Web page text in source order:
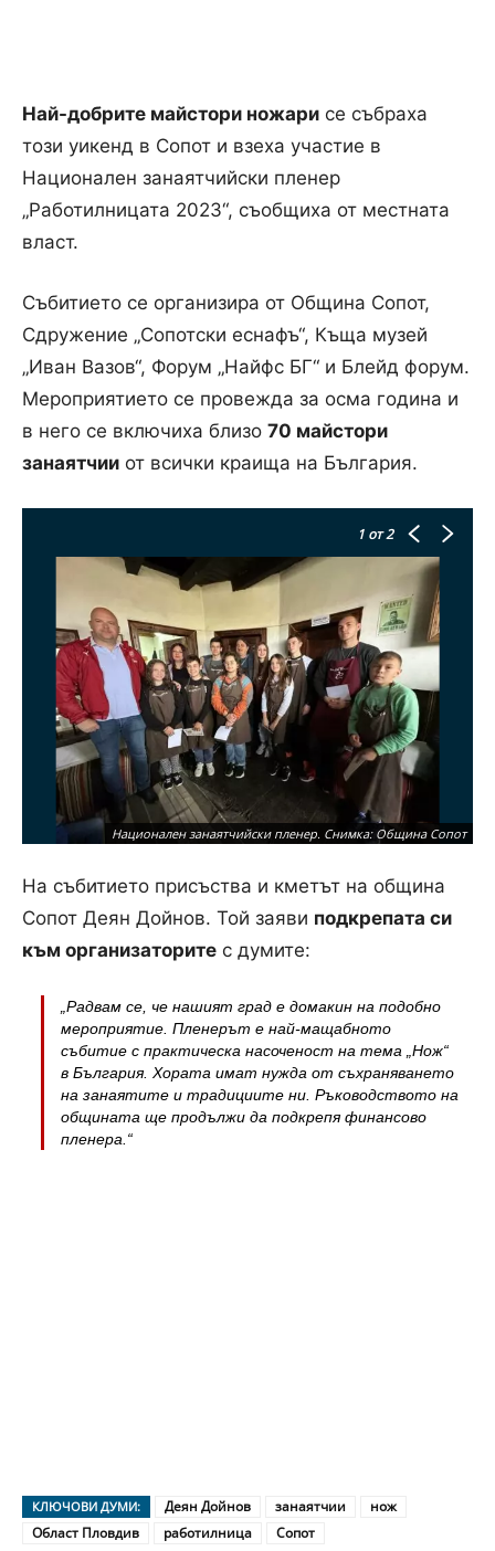
Най-добрите майстори ножари се събраха
този уикенд в Сопот и взеха участие в
Национален занаятчийски пленер
„Работилницата 2023“, съобщиха от местната
власт.
Събитието се организира от Община Сопот,
Сдружение „Сопотски еснафъ“, Къща музей
„Иван Вазов“, Форум „Найфс БГ“ и Блейд форум.
Мероприятието се провежда за осма година и
в него се включиха близо 70 майстори
занаятчии от всички краища на България.
1 от 2
Национален занаятчийски пленер. Снимка: Община Сопот
Национален занаятчийски пленер. Снимка: Община Сопот
На събитието присъства и кметът на община
Сопот Деян Дойнов. Той заяви подкрепата си
към организаторите с думите:
„Радвам се, че нашият град е домакин на подобно
мероприятие. Пленерът е най-мащабното
събитие с практическа насоченост на тема „Нож“
в България. Хората имат нужда от съхраняването
на занаятите и традициите ни. Ръководството на
общината ще продължи да подкрепя финансово
пленера.“
КЛЮЧОВИ ДУМИ: Деян Дойнов занаятчии
нож
Област Пловдив
работилница Сопот